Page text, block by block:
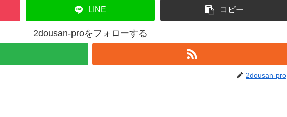
LINE コピー
2dousan-proをフォローする
2dousan-pro